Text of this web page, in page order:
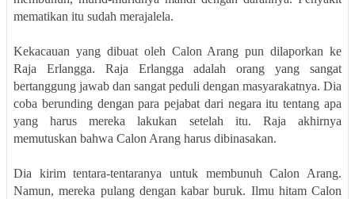
mematikan itu sudah merajalela.
Kekacauan yang dibuat oleh Calon Arang pun dilaporkan ke
Raja Erlangga. Raja Erlangga adalah orang yang sangat
bertanggung jawab dan sangat peduli dengan masyarakatnya. Dia
coba berunding dengan para pejabat dari negara itu tentang apa
yang harus mereka lakukan setelah itu. Raja akhirnya
memutuskan bahwa Calon Arang harus dibinasakan.
Dia kirim tentara-tentaranya untuk membunuh Calon Arang.
Namun, mereka pulang dengan kabar buruk. Ilmu hitam Calon